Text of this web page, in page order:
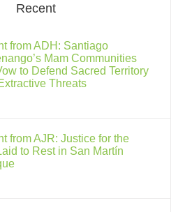
Recent
from ADH: Santiago
Mam Communities
to Defend Sacred Territory
Threats
from AJR: Justice for the
to Rest in San Martín